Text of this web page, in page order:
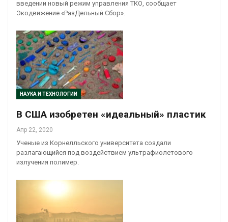
введении новый режим управления ТКО, сообщает
Экодвижение «РазДельный Сбор».
НАУКА И ТЕХНОЛОГИИ
В США изобретен «идеальный» пластик
Апр 22, 2020
Ученые из Корнелльского университета создали
разлагающийся под воздействием ультрафиолетового
излучения полимер.